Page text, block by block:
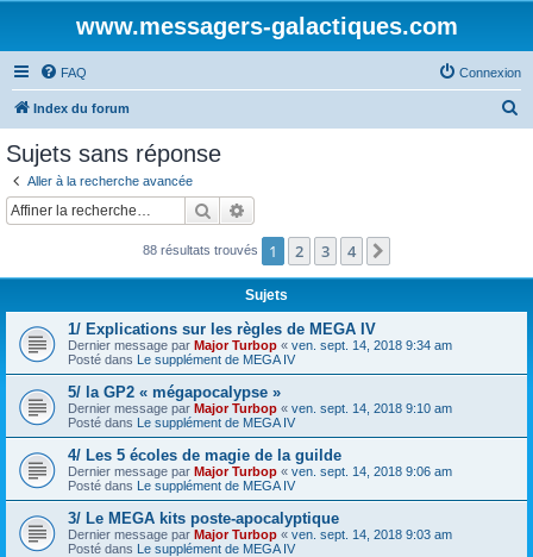
www.messagers-galactiques.com
FAQ Connexion
Index du forum
c
Sujets sans réponse
Aller à la recherche avancée
Rechercher
88 résultats trouvés 1 2 3 4
Sujets
1/ Explications sur les règles de MEGA IV
Dernier message par Major Turbop « ven. sept. 14, 2018 9:34 am
Posté dans Le supplément de MEGA IV
5/ la GP2 « mégapocalypse »
Dernier message par Major Turbop « ven. sept. 14, 2018 9:10 am
Posté dans Le supplément de MEGA IV
4/ Les 5 écoles de magie de la guilde
Dernier message par Major Turbop « ven. sept. 14, 2018 9:06 am
Posté dans Le supplément de MEGA IV
3/ Le MEGA kits poste-apocalyptique
Dernier message par Major Turbop « ven. sept. 14, 2018 9:03 am
Posté dans Le supplément de MEGA IV